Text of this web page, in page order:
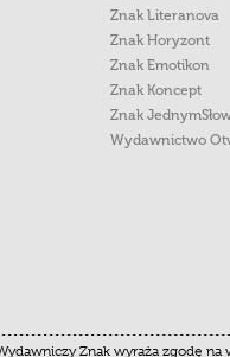
Znak Literanova
Znak Horyzont
Znak Emotikon
Znak Koncept
Znak
Wydawnictwo
Znak wyraża zgodę